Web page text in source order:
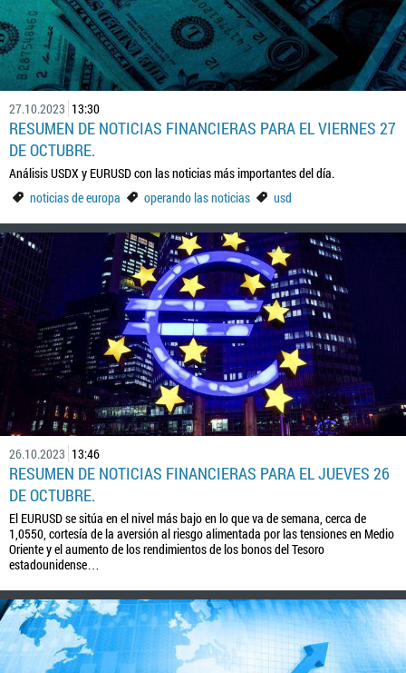
27.10.2023 13:30
RESUMEN DE NOTICIAS FINANCIERAS PARA EL VIERNES 27
DE OCTUBRE.
Análisis USDX y EURUSD con las noticias más importantes del día.
noticias de europa
operando las noticias usd
26.10.2023 13:46
RESUMEN DE NOTICIAS FINANCIERAS PARA EL JUEVES 26
DE OCTUBRE.
El EURUSD se sitúa en el nivel más bajo en lo que va de semana, cerca de
1,0550, cortesía de la aversión al riesgo alimentada por las tensiones en Medio
Oriente y el aumento de los rendimientos de los bonos del Tesoro
estadounidense…